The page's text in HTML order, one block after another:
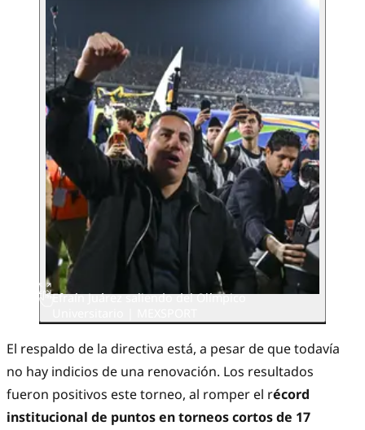
Efraín Juárez saliendo del Olímpico
El respaldo de la directiva está, a pesar de que todavía
no hay indicios de una renovación. Los resultados
fueron positivos este torneo, al romper el récord
institucional de puntos en torneos cortos de 17